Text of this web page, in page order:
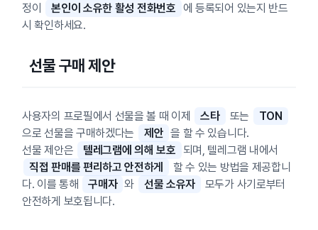
정이
본인이 소유한 활성 전화번호
에 등록되어 있는지 반드
시 확인하세요.
선물 구매 제안
사용자의 프로필에서 선물을 볼 때 이제 스타 또는
TON
으로 선물을 구매하겠다는
제안 을 할 수 있습니다.
선물 제안은
텔레그램에 의해 보호
되며, 텔레그램 내에서
직접 판매를 편리하고 안전하게
할 수 있는 방법을 제공합니
다. 이를 통해
구매자 와 선물 소유자
모두가 사기로부터
안전하게 보호됩니다.